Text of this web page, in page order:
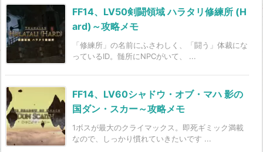
FF14、LV50剣闘領域 ハラタリ修練所 (H
ard)～攻略メモ
「修練所」の名前にふさわしく、「闘う」体裁にな
っているID。髄所にNPCがいて、 ...
FF14、LV60シャドウ・オブ・マハ 影の
国ダン・スカー～攻略メモ
1ボスが最大のクライマックス。即死ギミック満載
なので、しっかり慣れていきたいです ...